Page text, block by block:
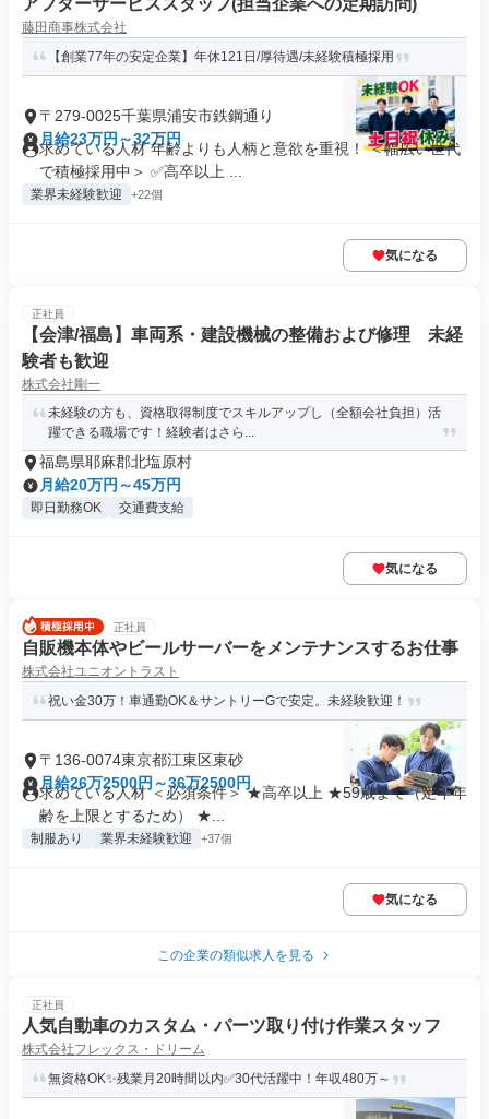
アフターサービススタッフ(担当企業への定期訪問)
藤田商事株式会社
【創業77年の安定企業】年休121日/厚待遇/未経験積極採用
〒279-0025千葉県浦安市鉄鋼通り
月給23万円～32万円
求めている人材 年齢よりも人柄と意欲を重視！ ＜幅広い世代
で積極採用中＞ ✅高卒以上 ...
業界未経験歓迎 +22個
気になる
正社員
【会津/福島】車両系・建設機械の整備および修理 未経
験者も歓迎
株式会社剛一
未経験の方も、資格取得制度でスキルアップし（全額会社負担）活
躍できる職場です！経験者はさら...
福島県耶麻郡北塩原村
月給20万円～45万円
即日勤務OK 交通費支給
気になる
正社員
自販機本体やビールサーバーをメンテナンスするお仕事
株式会社ユニオントラスト
祝い金30万！車通勤OK＆サントリーGで安定。未経験歓迎！
〒136-0074東京都江東区東砂
月給26万2500円～36万2500円
求めている人材 ＜必須条件＞ ★高卒以上 ★59歳まで（定年年
齢を上限とするため） ★...
制服あり 業界未経験歓迎 +37個
気になる
この企業の類似求人を見る
正社員
人気自動車のカスタム・パーツ取り付け作業スタッフ
株式会社フレックス・ドリーム
無資格OK✨残業月20時間以内✅30代活躍中！年収480万～